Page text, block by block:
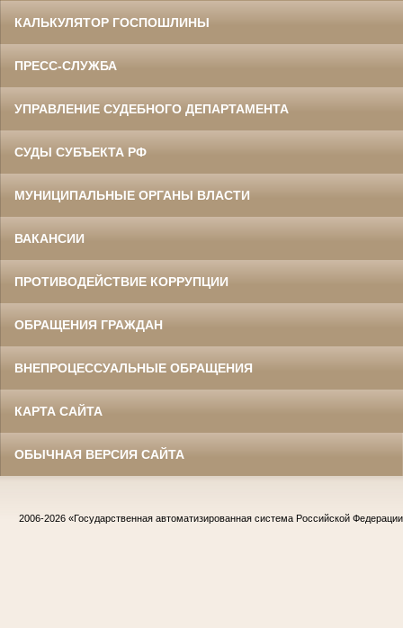
КАЛЬКУЛЯТОР ГОСПОШЛИНЫ
ПРЕСС-СЛУЖБА
УПРАВЛЕНИЕ СУДЕБНОГО ДЕПАРТАМЕНТА
СУДЫ СУБЪЕКТА РФ
МУНИЦИПАЛЬНЫЕ ОРГАНЫ ВЛАСТИ
ВАКАНСИИ
ПРОТИВОДЕЙСТВИЕ КОРРУПЦИИ
ОБРАЩЕНИЯ ГРАЖДАН
ВНЕПРОЦЕССУАЛЬНЫЕ ОБРАЩЕНИЯ
КАРТА САЙТА
ОБЫЧНАЯ ВЕРСИЯ САЙТА
2006-2026 «Государственная автоматизированная система Российской